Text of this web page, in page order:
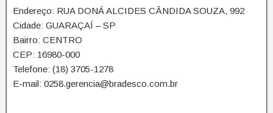
Endereço: RUA DONÁ ALCIDES CÂNDIDA SOUZA, 992
Cidade: GUARAÇAÍ – SP
Bairro: CENTRO
CEP: 16980-000
Telefone: (18) 3705-1278
E-mail: 0258.gerencia@bradesco.com.br